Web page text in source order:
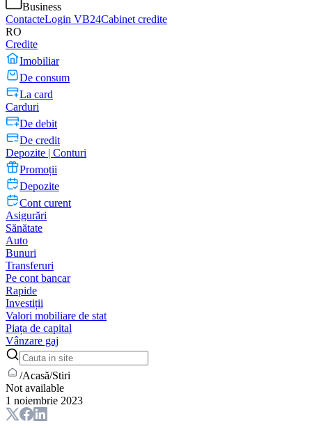
Business
ContacteLogin VB24Cabinet credite
RO
Credite
Imobiliar
De consum
La card
Carduri
De debit
De credit
Depozite | Conturi
Promoții
Depozite
Cont curent
Asigurări
Sănătate
Auto
Bunuri
Transferuri
Pe cont bancar
Rapide
Investiții
Valori mobiliare de stat
Piața de capital
Vânzare gaj
/Acasă/Stiri
Not available
1 noiembrie 2023